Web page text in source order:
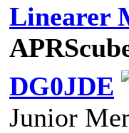
Linearer
DG0JDE
Junior